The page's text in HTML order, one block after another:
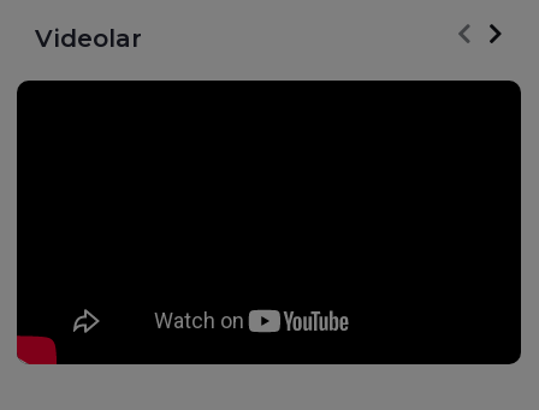
yılından itibaren İsviçre Genel
Merkez’de Çikolata Stratejik İş
Birimi’ne bağlı, içinde 24 ülkenin
ediyorum. 4 farklı
fazla proje ile
parçası olmaktan, bunu
ulaştırmaktan mutluluk
Videolar